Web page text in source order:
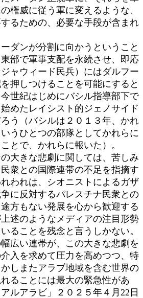
権威に従う軍に変えるような、
るための、必要な手段が含まれ
ダンが分割に向かうということ
部で軍事支配を永続させ、即応
ャウィード民兵）にはダルフー
押しつけることを可能にすると
世紀はじめにバシル指導部下で
めたレイシスト的ジェノサイド
う（バシルは２０１３年、かれ
うひとつの部隊としてかれらに
とで、かれらに報いた）。
大きな悲劇に関しては、苦しみ
衆との国際連帯の不足を指摘す
われは、シオニストによるガザ
に反対するパレスチナ民衆との
方もない発展を心から歓迎する
述のようなメディアの注目形勢
ることを残念と言うしかない。
広い連帯が、この大きな悲劇を
入を求めて圧力を高めつつ、特
しまたアラブ地域を含む世界の
ることには最大の緊急性があ
ルアラビ」２０２５年４月22日